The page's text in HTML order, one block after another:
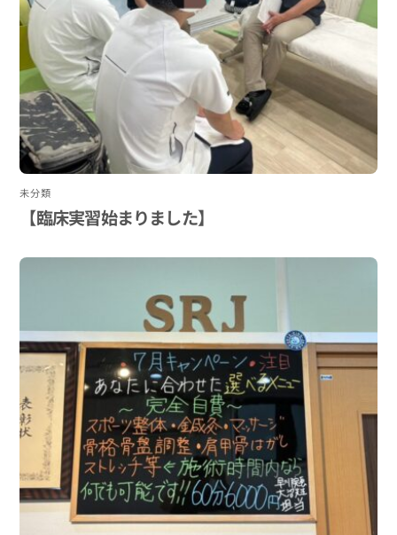
未分類
【臨床実習始まりました】